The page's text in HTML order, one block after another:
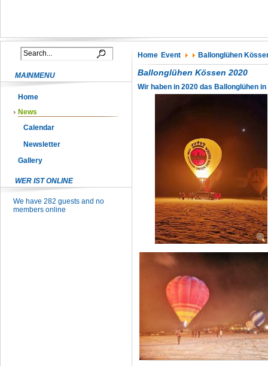
Home Event Ballonglühen
MAINMENU
Home
News
Calendar
Newsletter
Gallery
WER IST ONLINE
We have 282 guests and no
members online
Ballonglühen Kössen 2020
Wir haben in 2020 das Ballonglühen